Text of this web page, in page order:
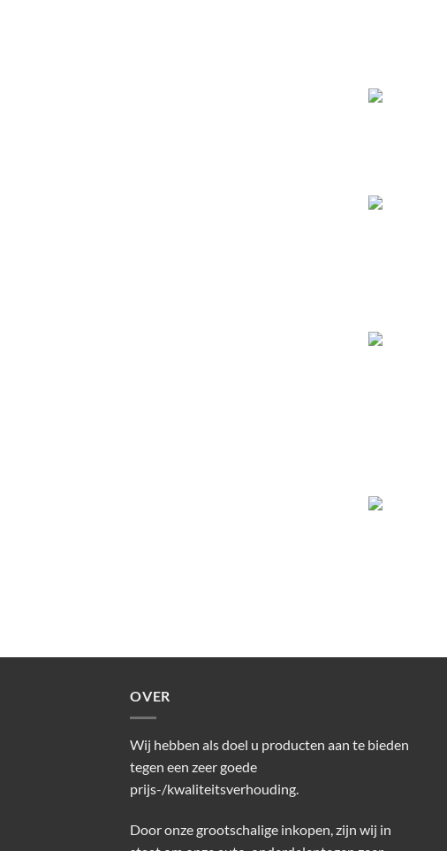
OVER
Wij hebben als doel u producten aan te bieden
tegen een zeer goede
prijs-/kwaliteitsverhouding.
Door onze grootschalige inkopen, zijn wij in